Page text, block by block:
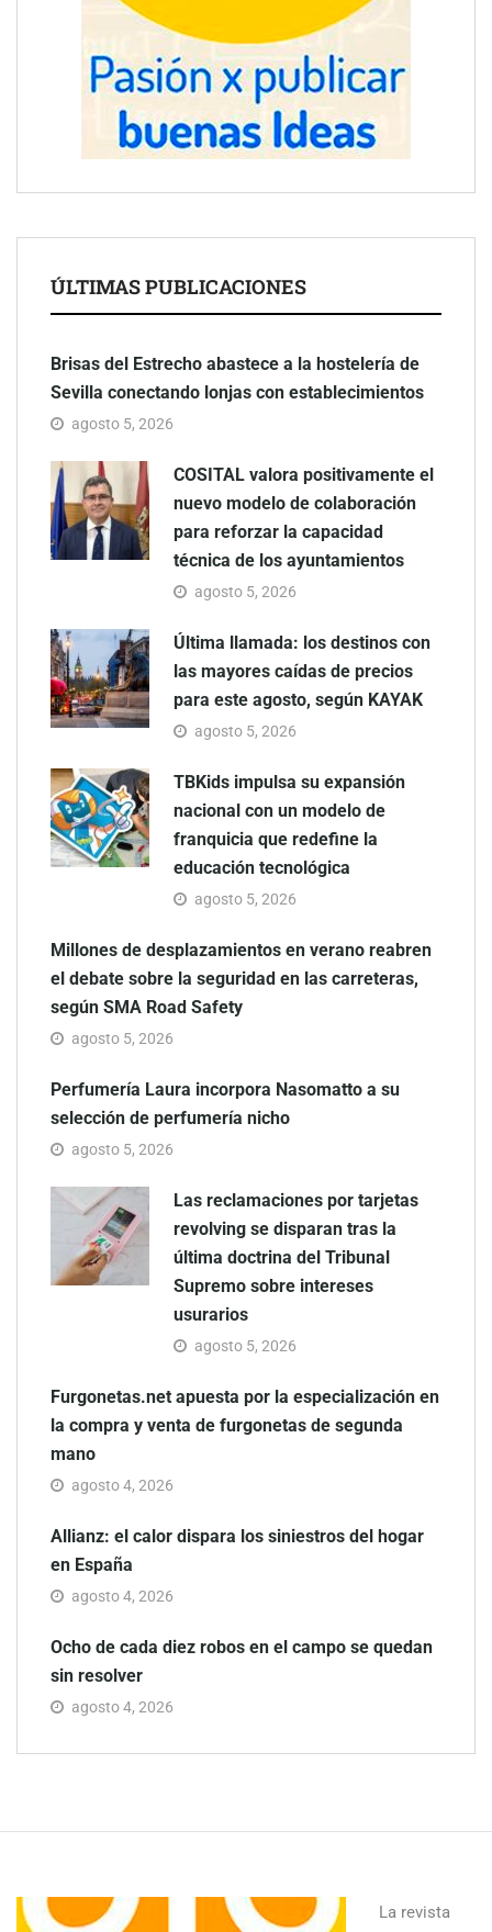
ÚLTIMAS PUBLICACIONES
Brisas del Estrecho abastece a la hostelería de
Sevilla conectando lonjas con establecimientos
agosto 5, 2026
COSITAL valora positivamente el
nuevo modelo de colaboración
para reforzar la capacidad
técnica de los ayuntamientos
agosto 5, 2026
Última llamada: los destinos con
las mayores caídas de precios
para este agosto, según KAYAK
agosto 5, 2026
TBKids impulsa su expansión
nacional con un modelo de
franquicia que redefine la
educación tecnológica
agosto 5, 2026
Millones de desplazamientos en verano reabren
el debate sobre la seguridad en las carreteras,
según SMA Road Safety
agosto 5, 2026
Perfumería Laura incorpora Nasomatto a su
selección de perfumería nicho
agosto 5, 2026
Las reclamaciones por tarjetas
revolving se disparan tras la
última doctrina del Tribunal
Supremo sobre intereses
usurarios
agosto 5, 2026
Furgonetas.net apuesta por la especialización en
la compra y venta de furgonetas de segunda
mano
agosto 4, 2026
Allianz: el calor dispara los siniestros del hogar
en España
agosto 4, 2026
Ocho de cada diez robos en el campo se quedan
sin resolver
agosto 4, 2026
La revista